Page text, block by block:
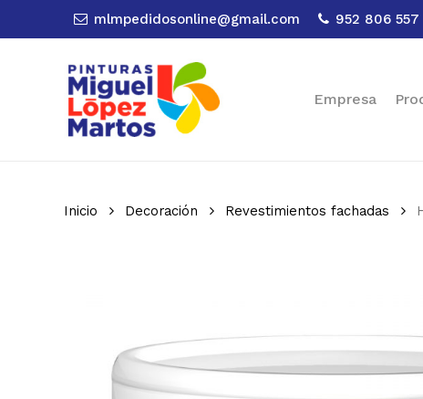
mlmpedidosonline@gmail.com 952 806 557
Empresa
Inicio Decoración Revestimientos fachadas